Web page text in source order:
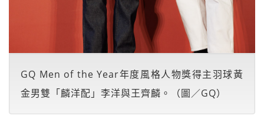
GQ Men of the Year年度風格人物獎得主羽球黃
金男雙「麟洋配」李洋與王齊麟。（圖／GQ）